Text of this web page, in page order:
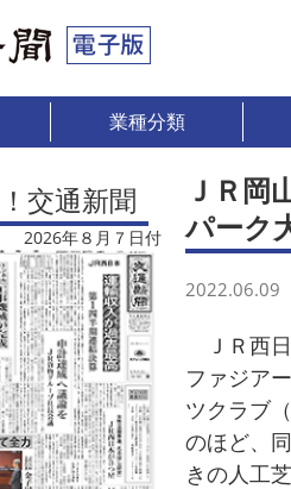
業種分類
交通新聞
2026年８月７日付
ＪＲ
パーク
2022.06.09
ＪＲ西
ファジア
ツクラブ
のほど、
きの人工